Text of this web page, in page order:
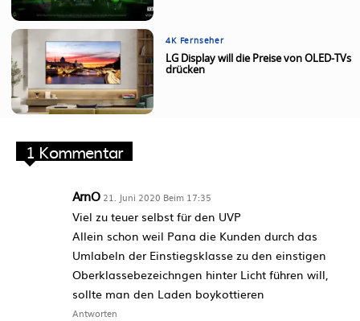
4K Fernseher
LG Display will die Preise von OLED-TVs
drücken
1 Kommentar
ArnO 21. Juni 2020 Beim 17:35
Viel zu teuer selbst für den UVP
Allein schon weil Pana die Kunden durch das
Umlabeln der Einstiegsklasse zu den einstigen
Oberklassebezeichngen hinter Licht führen will,
sollte man den Laden boykottieren
Antworten